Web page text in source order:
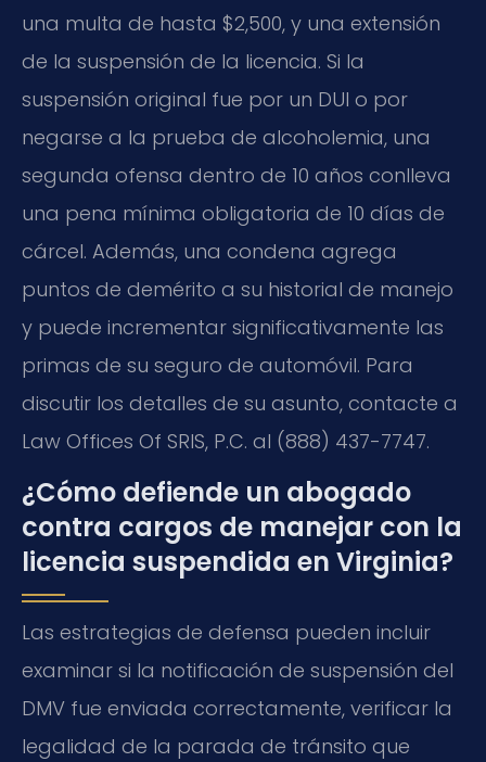
una multa de hasta $2,500, y una extensión
de la suspensión de la licencia. Si la
suspensión original fue por un DUI o por
negarse a la prueba de alcoholemia, una
segunda ofensa dentro de 10 años conlleva
una pena mínima obligatoria de 10 días de
cárcel. Además, una condena agrega
puntos de demérito a su historial de manejo
y puede incrementar significativamente las
primas de su seguro de automóvil. Para
discutir los detalles de su asunto, contacte a
Law Offices Of SRIS, P.C. al (888) 437-7747.
¿Cómo defiende un abogado
contra cargos de manejar con la
licencia suspendida en Virginia?
Las estrategias de defensa pueden incluir
examinar si la notificación de suspensión del
DMV fue enviada correctamente, verificar la
legalidad de la parada de tránsito que